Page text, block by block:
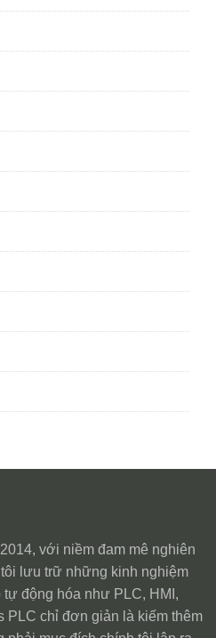
với niềm đam mê nghiên
lưu trữ những kinh nghiệm
động hóa như PLC, HMI,
PLC chỉ đơn giản là kiếm thêm